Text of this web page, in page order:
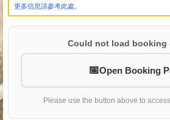
更多信息請參考此處。
Could not load booking
Open Booking
Please use the button above to